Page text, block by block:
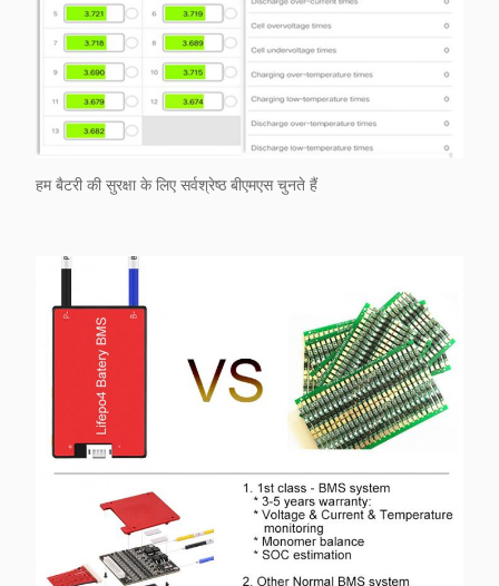
हम बैटरी की सुरक्षा के लिए सर्वश्रेष्ठ बीएमएस चुनते हैं